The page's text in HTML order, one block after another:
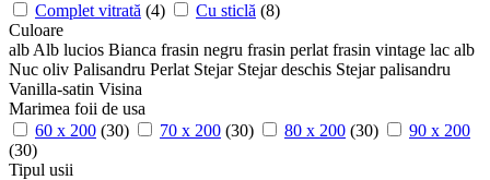
Complet vitrată (4) Cu sticlă (8)
Culoare
alb Alb lucios Bianca frasin negru frasin perlat frasin vintage lac alb
Nuc oliv Palisandru Perlat Stejar Stejar deschis Stejar palisandru
Vanilla-satin Visina
Marimea foii de usa
60 x 200 (30) 70 x 200 (30) 80 x 200 (30)
90 x 200
(30)
Tipul usii